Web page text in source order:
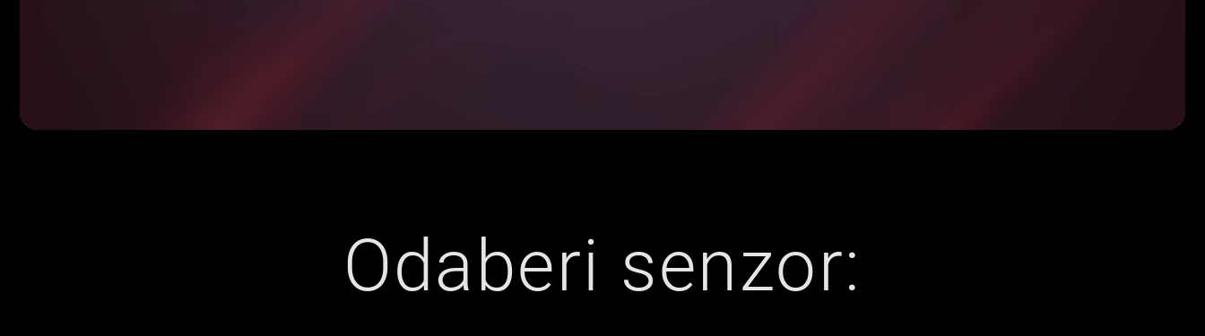
Odaberi senzor: